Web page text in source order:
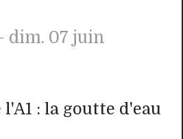
dim. 07 juin
: la goutte d'eau